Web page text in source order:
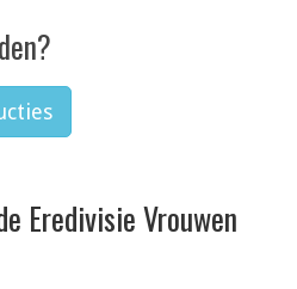
Eredivisie Vrouwen